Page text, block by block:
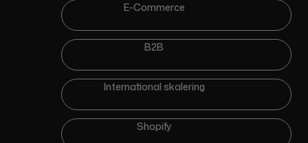
E-Commerce
B2B
International skalering
Shopify